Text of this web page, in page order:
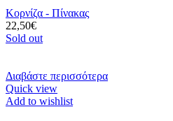
Κορνίζα - Πίνακας
22,50€
Sold out
Διαβάστε περισσότερα
Quick view
Add to wishlist